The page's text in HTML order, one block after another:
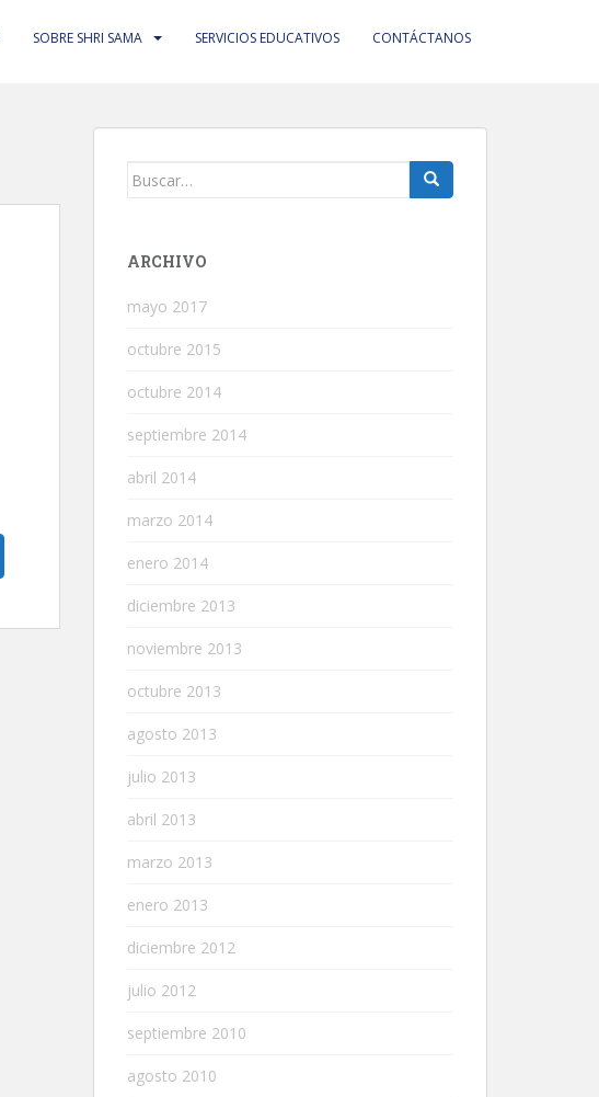
SOBRE SHRI SAMA SERVICIOS EDUCATIVOS CONTÁCTANOS
Buscar:
ARCHIVO
mayo 2017
octubre 2015
octubre 2014
septiembre 2014
abril 2014
marzo 2014
enero 2014
diciembre 2013
noviembre 2013
octubre 2013
agosto 2013
julio 2013
abril 2013
marzo 2013
enero 2013
diciembre 2012
julio 2012
septiembre 2010
agosto 2010